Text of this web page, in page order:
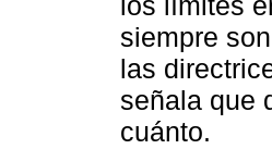
siempre
las
señala que
cuánto.